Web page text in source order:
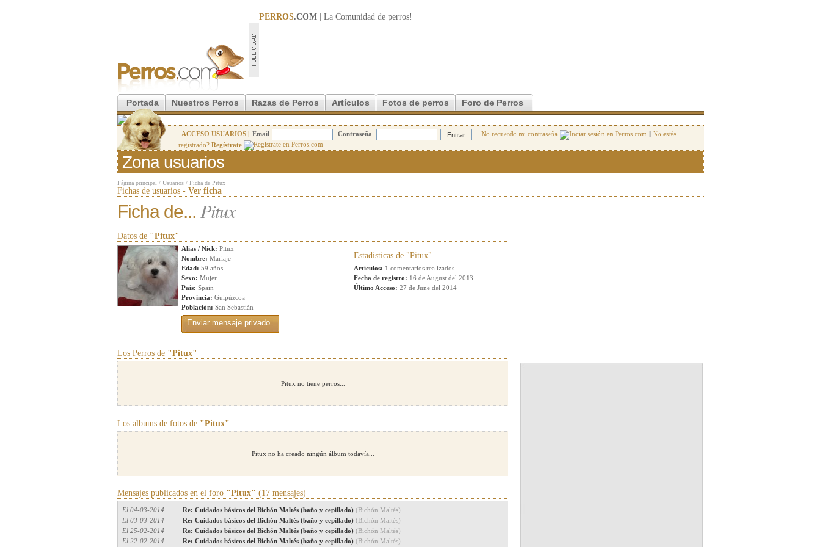
PERROS.COM | La Comunidad de perros!
Portada Nuestros Perros Razas de Perros Artículos Fotos de perros Foro de Perros
ACCESO USUARIOS | Email Contraseña No recuerdo mi contraseña | No estás
registrado? Regístrate
Zona usuarios
Página principal / Usuarios / Ficha de Pitux
Fichas de usuarios - Ver ficha
Ficha de... Pitux
Datos de "Pitux"
Alias / Nick: Pitux
Nombre: Mariaje
Edad: 59 años
Sexo: Mujer
Pais: Spain
Provincia: Guipúzcoa
Población: San Sebastián
Estadisticas de "Pitux"
Artículos: 1 comentarios realizados
Fecha de registro: 16 de August del 2013
Último Acceso: 27 de June del 2014
Los Perros de "Pitux"
Pitux no tiene perros...
Los albums de fotos de "Pitux"
Pitux no ha creado ningún álbum todavía...
Mensajes publicados en el foro "Pitux" (17 mensajes)
El 04-03-2014 Re: Cuidados básicos del Bichón Maltés (baño y cepillado) (Bichón Maltés)
El 03-03-2014
Re: Cuidados básicos del Bichón Maltés (baño y cepillado) (Bichón Maltés)
El 25-02-2014
Re: Cuidados básicos del Bichón Maltés (baño y cepillado) (Bichón Maltés)
El 22-02-2014
Re: Cuidados básicos del Bichón Maltés (baño y cepillado) (Bichón Maltés)